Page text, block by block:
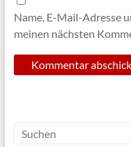
Name, E-Mail-Adresse
meinen nächsten